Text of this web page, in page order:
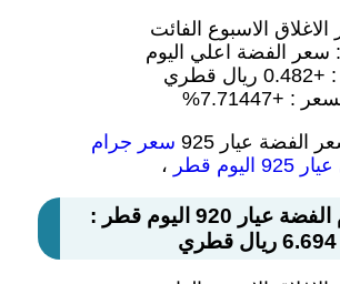
الاسبوع الفائت
: سعر الفضة اعلي اليوم
قطري
الفضة عيار 925
سعر جرام
قطر
،
سعر جرام الفضة عيار 920 اليوم قطر :
6.694 ريال قطري